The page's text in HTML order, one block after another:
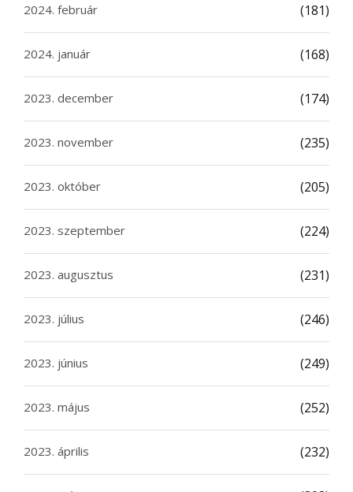
2024. február (181)
2024. január (168)
2023. december (174)
2023. november (235)
2023. október (205)
2023. szeptember (224)
2023. augusztus (231)
2023. július (246)
2023. június (249)
2023. május (252)
2023. április (232)